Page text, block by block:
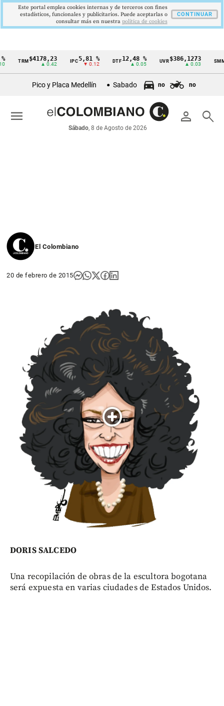
Cintillo
económicos
Colombia
TRM$4178,23
▲ 0.42
IPC5,81 %
▼ 0.12
DTF12,48 %
▲ 0.05
UVR$386,1273
▲ 0.03
Pico y Placa Medellín Sabado no no
person search
Sábado, 8 de Agosto de 2026
menu
El Colombiano
20 de febrero de 2015
DORIS SALCEDO
Una recopilación de obras de la escultora bogotana
será expuesta en varias ciudades de Estados Unidos.
Este portal emplea cookies internas y de terceros con fines
estadísticos, funcionales y publicitarios. Puede aceptarlas o
consultar más en nuestra politica de cookies
CONTINUAR